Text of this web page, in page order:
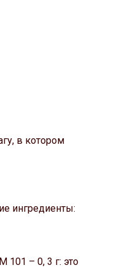
в котором
ингредиенты:
101 – 0, 3 г: это